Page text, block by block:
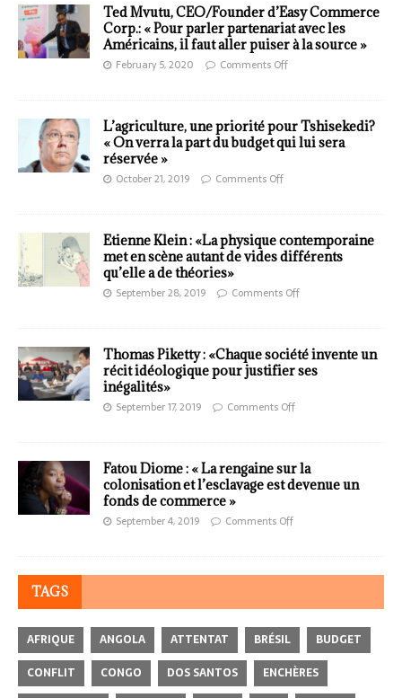
Ted Mvutu, CEO/Founder d’Easy Commerce
Corp.: « Pour parler partenariat avec les
Américains, il faut aller puiser à la source »
February 5, 2020 Comments Off
L’agriculture, une priorité pour Tshisekedi?
« On verra la part du budget qui lui sera
réservée »
October 21, 2019 Comments Off
Etienne Klein : «La physique contemporaine
met en scène autant de vides différents
qu’elle a de théories»
September 28, 2019 Comments Off
Thomas Piketty : «Chaque société invente un
récit idéologique pour justifier ses
inégalités»
September 17, 2019 Comments Off
Fatou Diome : « La rengaine sur la
colonisation et l’esclavage est devenue un
fonds de commerce »
September 4, 2019 Comments Off
TAGS
AFRIQUE ANGOLA ATTENTAT BRÉSIL
BUDGET
CONFLIT
CONGO DOS SANTOS
ENCHÈRES